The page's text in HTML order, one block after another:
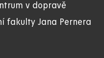
v dopravě
fakulty Jana Pernera